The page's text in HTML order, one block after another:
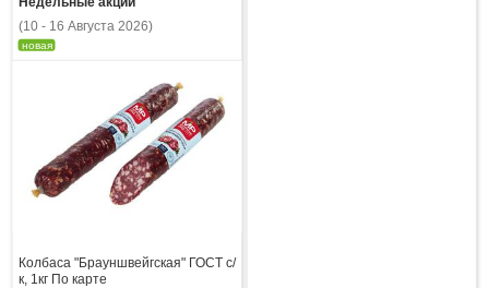
(10 - 16 Августа 2026)
новая
Колбаса "Брауншвейгская" ГОСТ с/
к, 1кг По карте